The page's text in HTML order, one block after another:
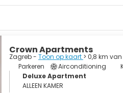
Crown Apartments
Zagreb - Toon op kaart > 0,8 km
Parkeren
Airconditioning
Deluxe Apartment
ALLEEN KAMER